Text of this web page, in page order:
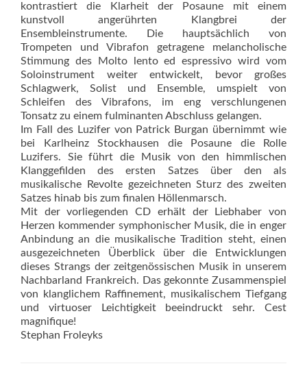
kontrastiert die Klarheit der Posaune mit einem
kunstvoll angerührten Klangbrei der
Ensembleinstrumente. Die hauptsächlich von
Trompeten und Vibrafon getragene melancholische
Stimmung des Molto lento ed espressivo wird vom
Soloinstrument weiter entwickelt, bevor großes
Schlagwerk, Solist und Ensemble, umspielt von
Schleifen des Vibrafons, im eng verschlungenen
Tonsatz zu einem fulminanten Abschluss gelangen.
Im Fall des Luzifer von Patrick Burgan übernimmt wie
bei Karlheinz Stockhausen die Posaune die Rolle
Luzifers. Sie führt die Musik von den himmlischen
Klanggefilden des ersten Satzes über den als
musikalische Revolte gezeichneten Sturz des zweiten
Satzes hinab bis zum finalen Höllenmarsch.
Mit der vorliegenden CD erhält der Liebhaber von
Herzen kommender symphonischer Musik, die in enger
Anbindung an die musikalische Tradition steht, einen
ausgezeichneten Überblick über die Entwicklungen
dieses Strangs der zeitgenössischen Musik in unserem
Nachbarland Frankreich. Das gekonnte Zusammenspiel
von klanglichem Raffinement, musikalischem Tiefgang
und virtuoser Leichtigkeit beeindruckt sehr. Cest
magnifique!
Stephan Froleyks